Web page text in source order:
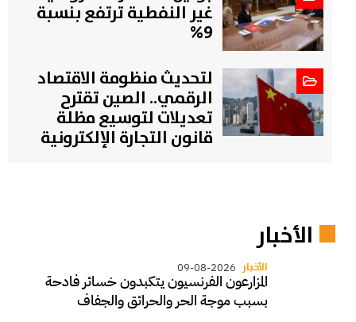
غير النفطية ترتفع بنسبة
9%
لتحديث منظومة الاقتصاد
الرقمي.. الصين تقترح
تعديلات لتوسيع مظلة
قانون التجارة الإلكترونية
الأخبار
الأخبار 09-08-2026
المزارعون الفرنسيون يتكبدون خسائر فادحة
بسبب موجة الحر والحرائق والجفاف